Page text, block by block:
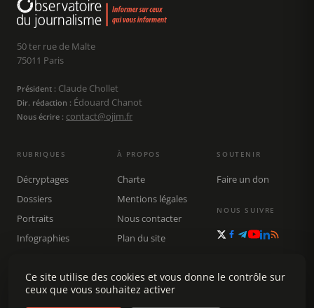
50 ter rue de Malte
75011 Paris
Président : Claude Chollet
Dir. rédaction : Édouard Chanot
Nous écrire : contact@ojim.fr
RUBRIQUES
Décryptages
Dossiers
Portraits
Infographies
Rechercher
À PROPOS
Charte
Mentions légales
Nous contacter
Plan du site
SOUTENIR
Faire un don
NOUS SUIVRE
Ce site utilise des cookies et vous donne le contrôle sur
ceux que vous souhaitez activer